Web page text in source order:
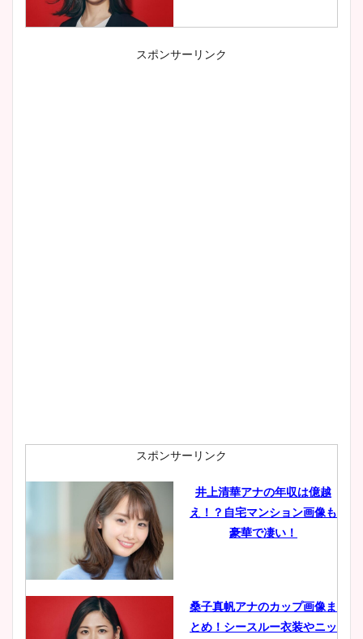
小室瑛莉子のカップ画像まと
肉も凄い！
鈴木唯の太ってた時の体重が
ヤバすぎww原因や痩せたダ
豊島実季アナのカップ画像ま
スポンサーリンク
スポンサーリンク
井上清華アナの年収は億越
え！？自宅マンション画像も
豪華で凄い！
桑子真帆アナのカップ画像ま
とめ！シースルー衣装やニッ